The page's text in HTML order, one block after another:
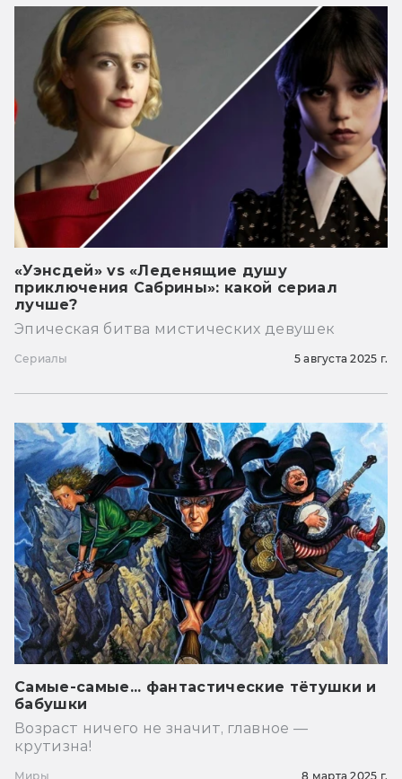
«Уэнсдей» vs «Леденящие душу
приключения Сабрины»: какой сериал
лучше?
Эпическая битва мистических девушек
Сериалы 5 августа 2025 г.
Самые-самые... фантастические тётушки и
бабушки
Возраст ничего не значит, главное —
крутизна!
Миры 8 марта 2025 г.